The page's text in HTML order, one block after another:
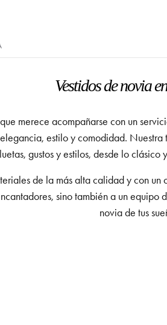
Vestidos de novia
merece acompañarse con un
estilo y comodidad. Nuestra
gustos y estilos, desde lo
de la más alta calidad y con
sino también a un
novia de tus